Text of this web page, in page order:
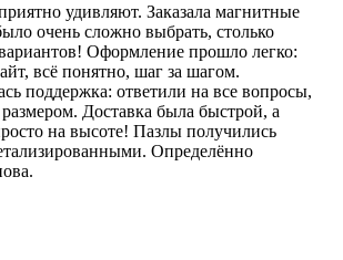
удивляют. Заказала магнитные
очень сложно выбрать, столько
Оформление прошло легко:
всё понятно, шаг за шагом.
поддержка: ответили на все вопросы,
Доставка была быстрой, а
на высоте! Пазлы получились
Определённо